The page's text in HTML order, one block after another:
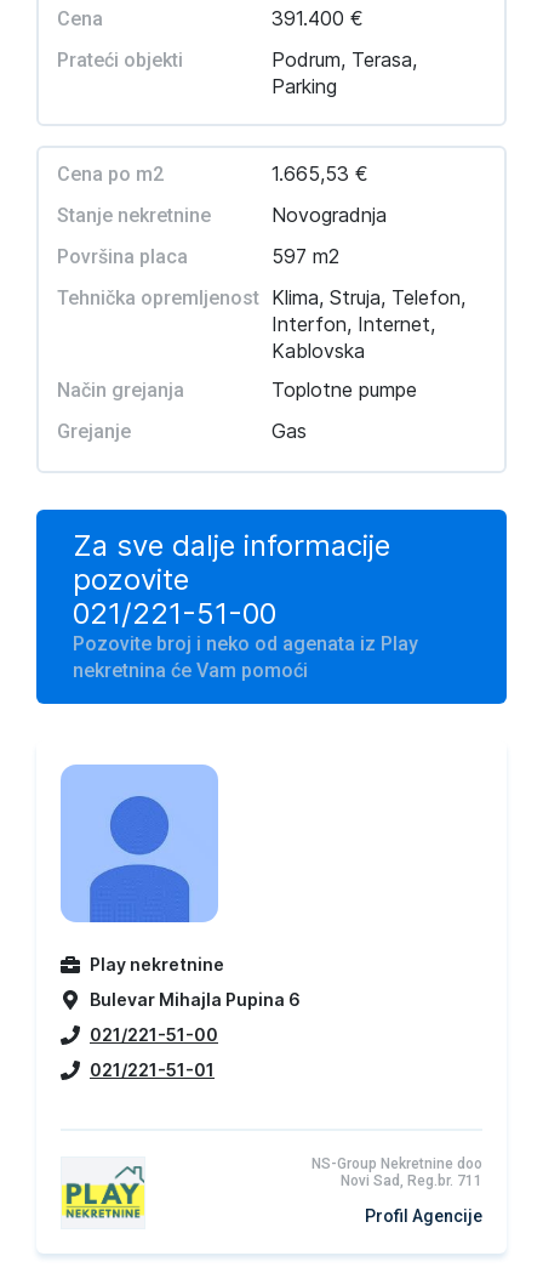
Cena 391.400 €
Prateći objekti
Podrum, Terasa,
Parking
Cena po m2 1.665,53 €
Stanje nekretnine Novogradnja
Površina placa 597 m2
Tehnička opremljenost Klima, Struja, Telefon,
Interfon, Internet,
Kablovska
Način grejanja Toplotne pumpe
Grejanje Gas
Za sve dalje informacije
pozovite
021/221-51-00
Pozovite broj i neko od agenata iz Play
nekretnina će Vam pomoći
Play nekretnine
Bulevar Mihajla Pupina 6
021/221-51-00
021/221-51-01
NS-Group Nekretnine doo
Novi Sad, Reg.br. 711
Profil Agencije